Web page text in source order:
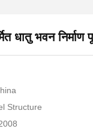
धातु भवन निर्माण
Structure